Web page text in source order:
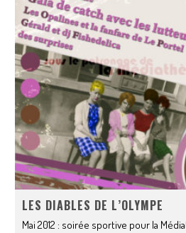
LES DIABLES DE L’OLYMPE
Mai 2012 : soirée sportive pour la